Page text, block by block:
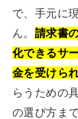
で、手元に
ん。 請求書
化できるサ
金を受けら
らうための
の選び方ま